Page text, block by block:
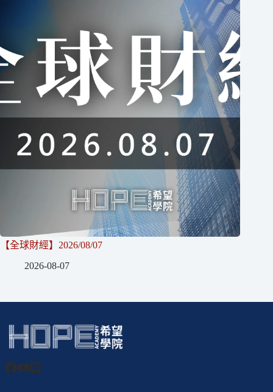
【全球財經】2026/08/07
2026-08-07